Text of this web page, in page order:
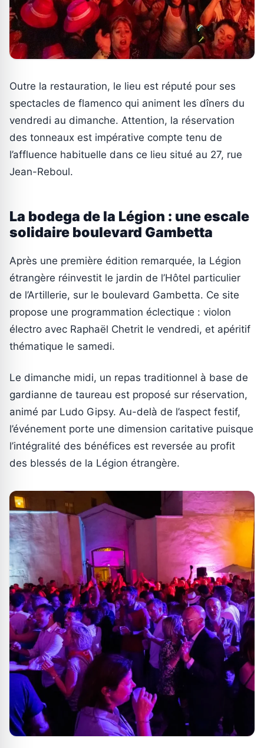
Outre la restauration, le lieu est réputé pour ses
spectacles de flamenco qui animent les dîners du
vendredi au dimanche. Attention, la réservation
des tonneaux est impérative compte tenu de
l’affluence habituelle dans ce lieu situé au 27, rue
Jean-Reboul.
La bodega de la Légion : une escale
solidaire boulevard Gambetta
Après une première édition remarquée, la Légion
étrangère réinvestit le jardin de l’Hôtel particulier
de l’Artillerie, sur le boulevard Gambetta. Ce site
propose une programmation éclectique : violon
électro avec Raphaël Chetrit le vendredi, et apéritif
thématique le samedi.
Le dimanche midi, un repas traditionnel à base de
gardianne de taureau est proposé sur réservation,
animé par Ludo Gipsy. Au-delà de l’aspect festif,
l’événement porte une dimension caritative puisque
l’intégralité des bénéfices est reversée au profit
des blessés de la Légion étrangère.